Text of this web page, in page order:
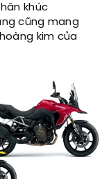
khúc
cũng mang
kim của